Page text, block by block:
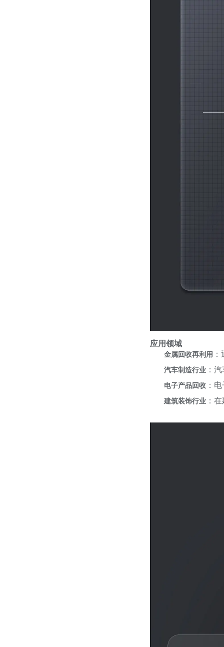
应用领域
金属回收再利用
汽车制造行业 ：
电子产品回收 ：
建筑装饰行业 ：